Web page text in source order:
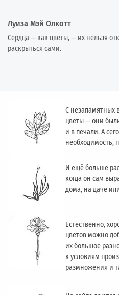
Луиза Мэй Олкотт
Сердца — как цветы, — их нельзя
раскрыться сами.
С незапамятных
цветы — они
и в печали. А
необходимость,
И ещё больше
когда он сам
дома, на даче
Естественно,
цветов можно
их большое
к условиям
размножения и